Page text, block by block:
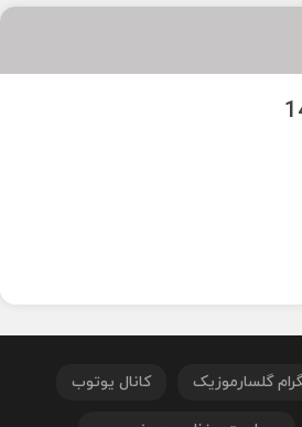
گلسارموزیک کانال یوتوب